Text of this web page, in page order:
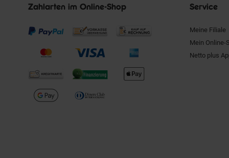
Zahlarten im Online-Shop Service
Meine Filiale
Mein Online-
Netto plus